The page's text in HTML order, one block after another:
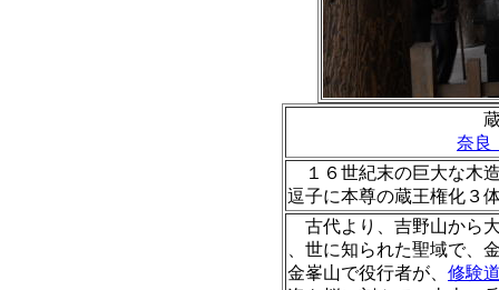
奈
１６世紀末の巨大な木
逗子に本尊の蔵王権化３
古代より、吉野山から
、世に知られた聖域で、
金峯山で役行者が、 修験